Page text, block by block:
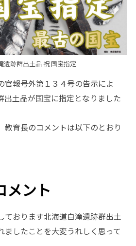
遺跡群出土品 祝 国宝指定
報号外第１３４号の告示によ
出土品が国宝に指定となりました
育長のコメントは以下のとおり
メント
おります北海道白滝遺跡群出土
ましたことを大変うれしく思って